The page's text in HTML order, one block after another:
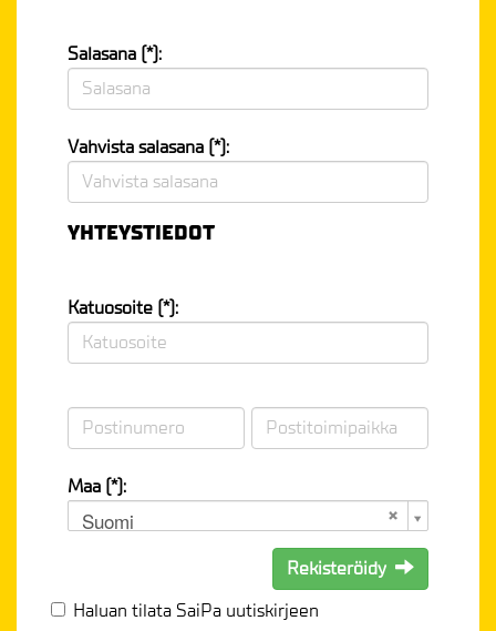
Salasana (*):
Vahvista salasana (*):
YHTEYSTIEDOT
Katuosoite (*):
Maa (*):
Suomi
Rekisteröidy
Haluan tilata SaiPa uutiskirjeen